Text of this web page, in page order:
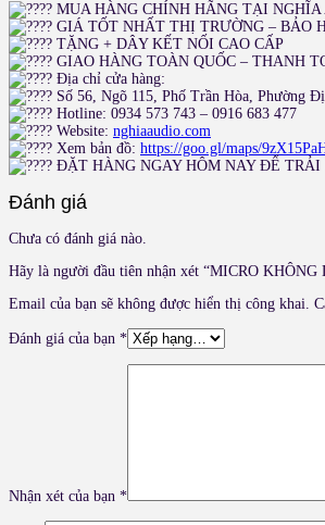
MUA HÀNG CHÍNH HÃNG TẠI NGHĨA
GIÁ TỐT NHẤT THỊ TRƯỜNG – BẢO
TẶNG + DÂY KẾT NỐI CAO CẤP
GIAO HÀNG TOÀN QUỐC – THANH
Địa chỉ cửa hàng:
Số 56, Ngõ 115, Phố Trần Hòa, Phường
Hotline: 0934 573 743 – 0916 683 477
Website: nghiaaudio.com
Xem bản đồ: https://goo.gl/maps/
ĐẶT HÀNG NGAY HÔM NAY ĐỂ TRẢI
Đánh giá
Chưa có đánh giá nào.
Hãy là người đầu tiên nhận xét “MICRO
Email của bạn sẽ không được hiển thị công khai.
Đánh giá của bạn *
Nhận xét của bạn *